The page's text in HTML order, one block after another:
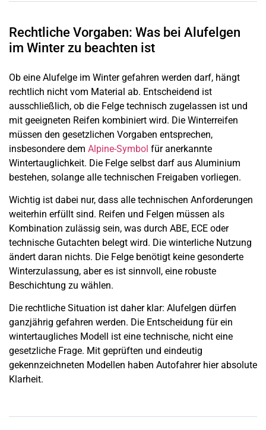
Rechtliche Vorgaben: Was bei Alufelgen
im Winter zu beachten ist
Ob eine Alufelge im Winter gefahren werden darf, hängt
rechtlich nicht vom Material ab. Entscheidend ist
ausschließlich, ob die Felge technisch zugelassen ist und
mit geeigneten Reifen kombiniert wird. Die Winterreifen
müssen den gesetzlichen Vorgaben entsprechen,
insbesondere dem Alpine-Symbol für anerkannte
Wintertauglichkeit. Die Felge selbst darf aus Aluminium
bestehen, solange alle technischen Freigaben vorliegen.
Wichtig ist dabei nur, dass alle technischen Anforderungen
weiterhin erfüllt sind. Reifen und Felgen müssen als
Kombination zulässig sein, was durch ABE, ECE oder
technische Gutachten belegt wird. Die winterliche Nutzung
ändert daran nichts. Die Felge benötigt keine gesonderte
Winterzulassung, aber es ist sinnvoll, eine robuste
Beschichtung zu wählen.
Die rechtliche Situation ist daher klar: Alufelgen dürfen
ganzjährig gefahren werden. Die Entscheidung für ein
wintertaugliches Modell ist eine technische, nicht eine
gesetzliche Frage. Mit geprüften und eindeutig
gekennzeichneten Modellen haben Autofahrer hier absolute
Klarheit.